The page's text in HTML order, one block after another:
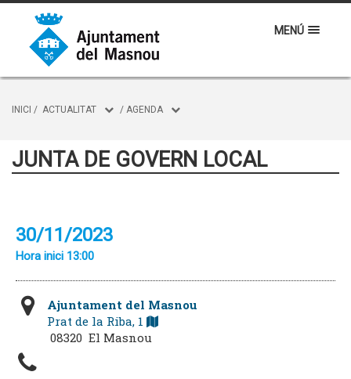
MENÚ
INICI / ACTUALITAT / AGENDA
JUNTA DE GOVERN LOCAL
30/11/2023
Hora inici 13:00
Ajuntament del Masnou
Prat de la Riba, 1
08320 El Masnou